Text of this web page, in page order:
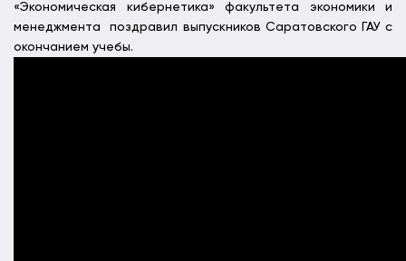
«Экономическая кибернетика» факультета экономики и
менеджмента поздравил выпускников Саратовского ГАУ с
окончанием учебы.